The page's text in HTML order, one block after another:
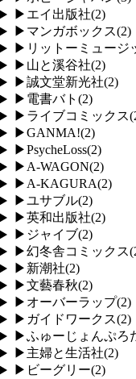
▶ エイ出版社(2)
▶ マンガボックス(2)
▶ リットーミュージ
▶ 山と溪谷社(2)
▶誠文堂新光社(2)
▶ 電書バト (2)
▶ ライブコミックス(
▶GANMA!(2)
▶PsycheLoss(2)
▶ A-WAGON(2)
▶ A-KAGURA(2)
▶ユサブル(2)
▶英和出版社(2)
▶ ジャイブ(2)
▶幻冬舎コミックス(
▶ 新潮社(2)
▶文藝春秋(2)
▶ オーバーラップ(2)
▶ ガイドワークス(2)
▶ふゅーじょんぷろ
▶ 主婦と生活社(2)
▶ ビーグリー(2)